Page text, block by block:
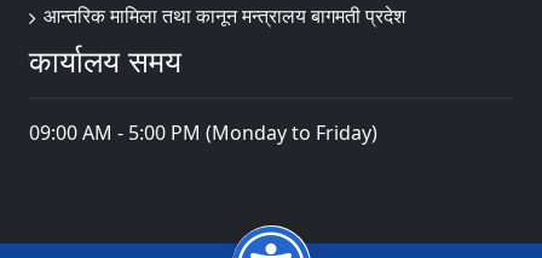
आन्तरिक मामिला तथा कानून मन्त्रालय बागमती प्रदेश
कार्यालय समय
09:00 AM - 5:00 PM (Monday to Friday)